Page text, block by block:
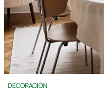
DECORACIÓN